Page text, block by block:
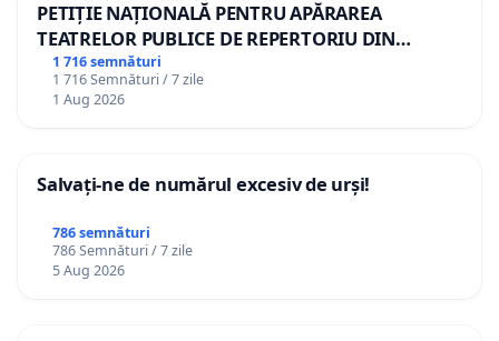
PETIȚIE NAȚIONALĂ PENTRU APĂRAREA
TEATRELOR PUBLICE DE REPERTORIU DIN
ROMÂNIA
1 716 semnături
1 716 Semnături / 7 zile
1 Aug 2026
Salvați-ne de numărul excesiv de urși!
786 semnături
786 Semnături / 7 zile
5 Aug 2026